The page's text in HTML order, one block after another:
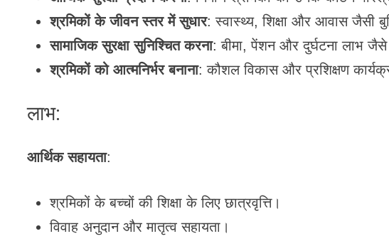
श्रमिकों के जीवन स्तर में सुधार: स्वास्थ्य, शिक्षा और आवास जैसी
सामाजिक सुरक्षा सुनिश्चित करना: बीमा, पेंशन और दुर्घटना लाभ जैसे
श्रमिकों को आत्मनिर्भर बनाना: कौशल विकास और प्रशिक्षण
लाभ:
आर्थिक सहायता:
श्रमिकों के बच्चों की शिक्षा के लिए छात्रवृत्ति।
विवाह अनुदान और मातृत्व सहायता।